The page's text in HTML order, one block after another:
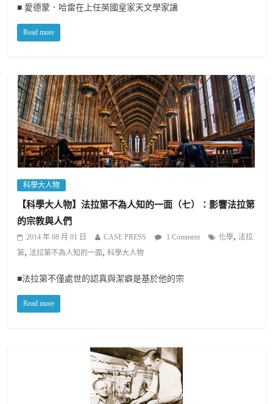
■ 愛德蒙．哈雷在上任英國皇家天文學家讓
Read more
科學大人物
【科學大人物】法拉第不為人知的一面（七）：影響法拉第
的宗教與人們
2014 年 08 月 01 日 CASE PRESS 1 Comment 化學, 法拉
第, 法拉第不為人知的一面,科學大人物
■法拉第不僅處世的認真與潔癖是基於他的宗
Read more